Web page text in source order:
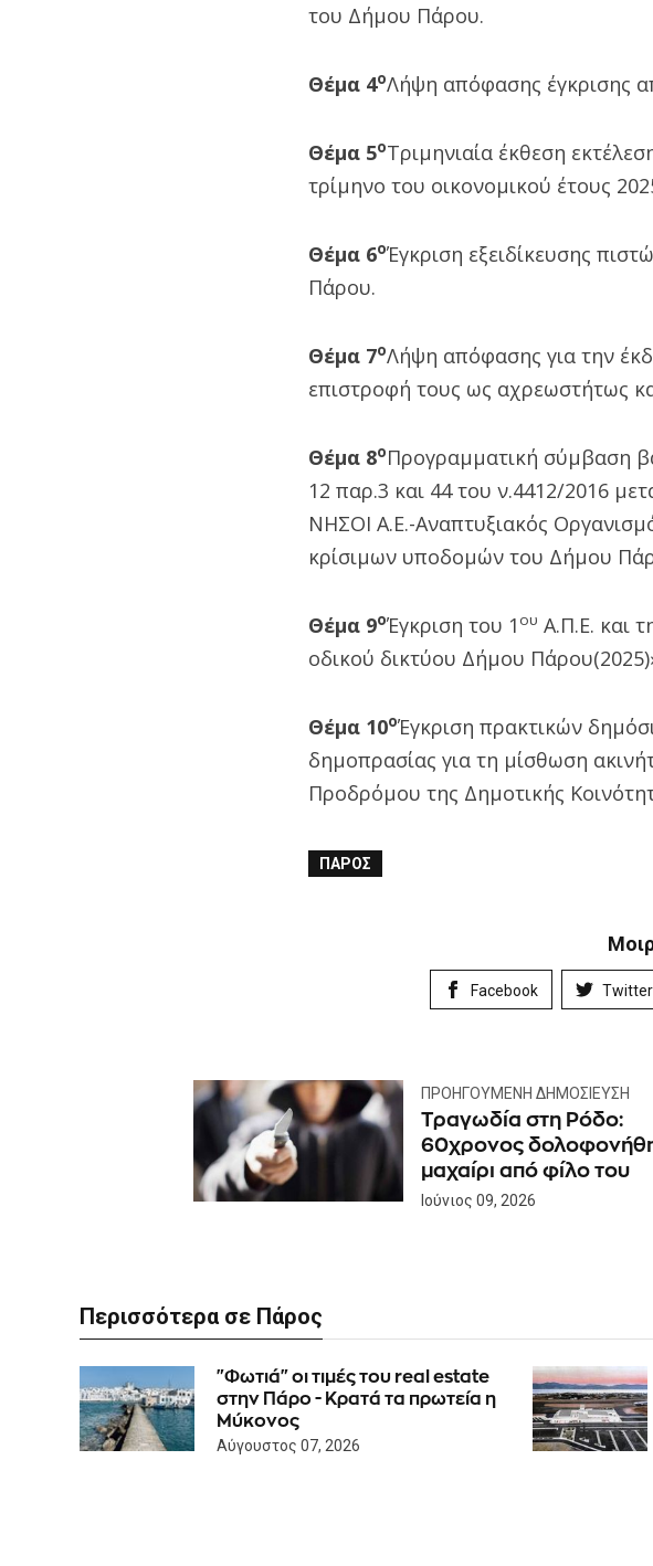
του Δήμου Πάρου.
Θέμα 4οΛήψη απόφασης έγκρισης
Θέμα 5οΤριμηνιαία έκθεση
τρίμηνο του οικονομικού έτους
Θέμα 6οΈγκριση εξειδίκευσης
Πάρου.
Θέμα 7οΛήψη απόφασης για την
επιστροφή τους ως αχρεωστήτως
Θέμα 8οΠρογραμματική σύμβαση
12 παρ.3 και 44 του ν.4412/2016
ΝΗΣΟΙ Α.Ε.-Αναπτυξιακός
κρίσιμων υποδομών του Δήμου
Θέμα 9οΈγκριση του 1 ου Α.Π.Ε. και
οδικού δικτύου Δήμου
Θέμα 10οΈγκριση πρακτικών
δημοπρασίας για τη μίσθωση
Προδρόμου της Δημοτικής
ΠΆΡΟΣ
Facebook Twitter
ΠΡΟΗΓΟΎΜΕΝΗ ΔΗΜΟΣΊΕΥΣΗ
Τραγωδία στη Ρόδο:
60χρονος
μαχαίρι από φίλο του
Ιούνιος 09, 2026
Περισσότερα σε Πάρος
"Φωτιά" οι τιμές του real estate
στην Πάρο - Κρατά τα πρωτεία η
Μύκονος
Αύγουστος 07, 2026